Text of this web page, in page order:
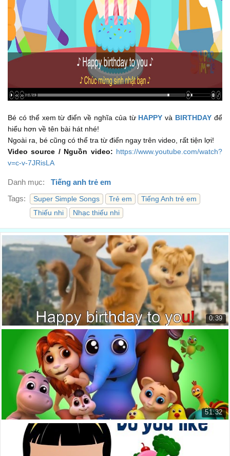
♪ Chúc mừng sinh nhật, chúc mừng sinh nhật ♪
01:27
♪ Happy birthday to you ♪
♪ Chúc mừng sinh nhật bạn ♪
01:30
♪ Gửi lời chúc mừng sinh nhật ♪
♪ To you ♪
♪ Đến bạn ♪
01:43
♪ Happy birthday to you ♪
♪ Chúc mừng sinh nhật bạn ♪
01:46
♪ Chúc mừng sinh nhật, chúc mừng sinh nhật ♪
♪ Happy birthday to you ♪
♪ Chúc mừng sinh nhật bạn ♪
Bé có thể xem từ điển về nghĩa của từ HAPPY và BIRTHDAY để
hiểu hơn về tên bài hát nhé!
Ngoài ra, bé cũng có thể tra từ điển ngay trên video, rất tiện lợi!
Video source / Nguồn video: https://www.youtube.com/watch?
v=c-v-7JRisLA
Danh mục:
Tiếng anh trẻ em
Tags:
Super Simple Songs Trẻ em
Tiếng Anh trẻ em
Thiếu nhi
Nhạc thiếu nhi
0:39
Chúc mừng sinh nhật Happy Birthday To You
Chúc mừng sinh nhật
28.660 lượt xem
51:32
Các âm thanh của động vật
Animal Sound Video for Kids Far...